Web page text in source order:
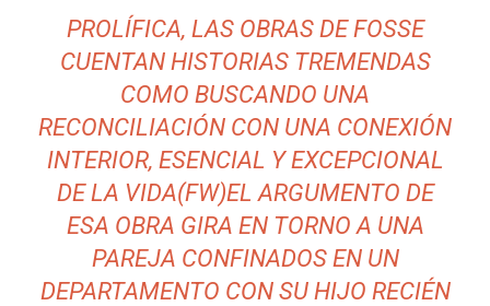
PROLÍFICA, LAS OBRAS DE FOSSE
CUENTAN HISTORIAS TREMENDAS
COMO BUSCANDO UNA
RECONCILIACIÓN CON UNA CONEXIÓN
INTERIOR, ESENCIAL Y EXCEPCIONAL
DE LA VIDA(FW)EL ARGUMENTO DE
ESA OBRA GIRA EN TORNO A UNA
PAREJA CONFINADOS EN UN
DEPARTAMENTO CON SU HIJO RECIÉN